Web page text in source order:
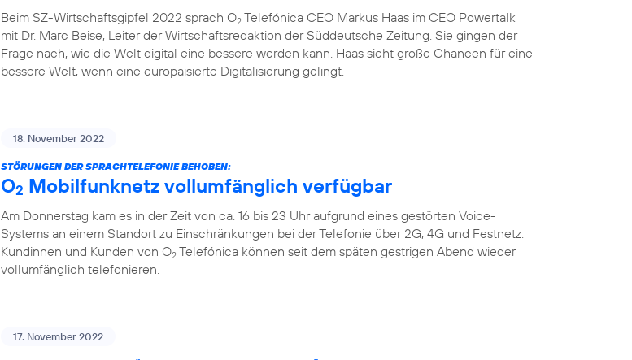
Beim SZ-Wirtschaftsgipfel 2022 sprach O2 Telefónica CEO Markus Haas im CEO Powertalk
mit Dr. Marc Beise, Leiter der Wirtschaftsredaktion der Süddeutsche Zeitung. Sie gingen der
Frage nach, wie die Welt digital eine bessere werden kann. Haas sieht große Chancen für eine
bessere Welt, wenn eine europäisierte Digitalisierung gelingt.
18. November 2022
STÖRUNGEN DER SPRACHTELEFONIE BEHOBEN:
O2 Mobilfunknetz vollumfänglich verfügbar
Am Donnerstag kam es in der Zeit von ca. 16 bis 23 Uhr aufgrund eines gestörten Voice-
Systems an einem Standort zu Einschränkungen bei der Telefonie über 2G, 4G und Festnetz.
Kundinnen und Kunden von O2 Telefónica können seit dem späten gestrigen Abend wieder
vollumfänglich telefonieren.
17. November 2022